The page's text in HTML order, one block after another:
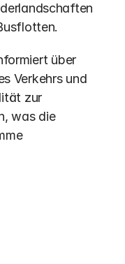
über
Verkehrs und
zur
was die